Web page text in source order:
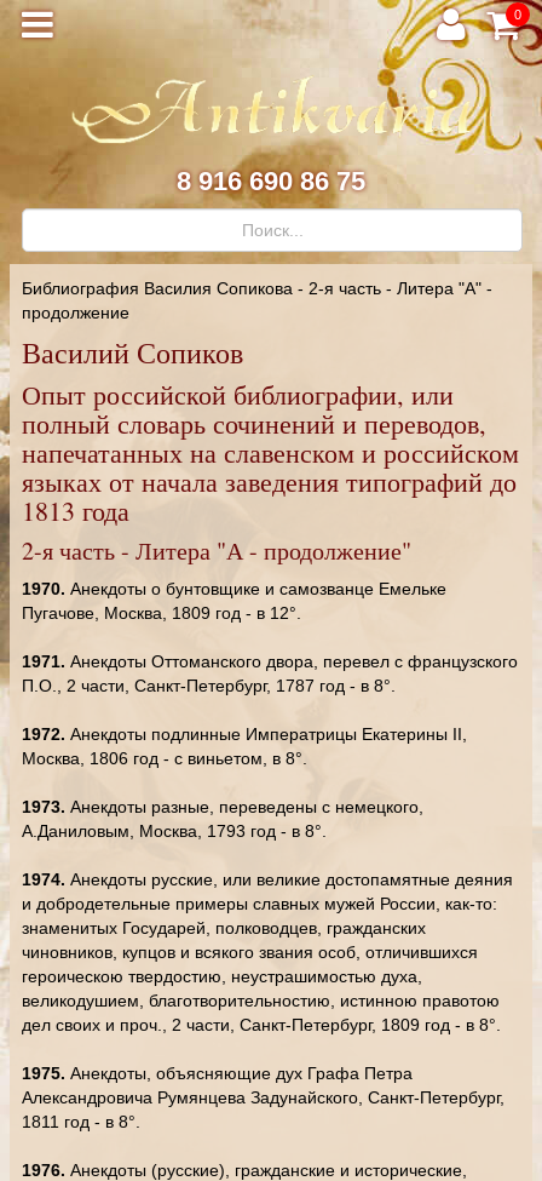
0
8 916 690 86 75
Библиография Василия Сопикова - 2-я часть - Литера "А" -
продолжение
Василий Сопиков
Опыт российской библиографии, или
полный словарь сочинений и переводов,
напечатанных на славенском и российском
языках от начала заведения типографий до
1813 года
2-я часть - Литера "А - продолжение"
1970. Анекдоты о бунтовщике и самозванце Емельке
Пугачове, Москва, 1809 год - в 12°.
1971. Анекдоты Оттоманского двора, перевел с французского
П.О., 2 части, Санкт-Петербург, 1787 год - в 8°.
1972. Анекдоты подлинные Императрицы Екатерины II,
Москва, 1806 год - с виньетом, в 8°.
1973. Анекдоты разные, переведены с немецкого,
А.Даниловым, Москва, 1793 год - в 8°.
1974. Анекдоты русские, или великие достопамятные деяния
и добродетельные примеры славных мужей России, как-то:
знаменитых Государей, полководцев, гражданских
чиновников, купцов и всякого звания особ, отличившихся
героическою твердостию, неустрашимостью духа,
великодушием, благотворительностию, истинною правотою
дел своих и проч., 2 части, Санкт-Петербург, 1809 год - в 8°.
1975. Анекдоты, объясняющие дух Графа Петра
Александровича Румянцева Задунайского, Санкт-Петербург,
1811 год - в 8°.
1976. Анекдоты (русские), гражданские и исторические,